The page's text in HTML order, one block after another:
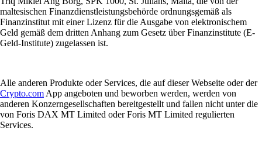
maltesischen Finanzdienstleistungsbehörde ordnungsgemäß als
Finanzinstitut mit einer Lizenz für die Ausgabe von elektronischem
Geld gemäß dem dritten Anhang zum Gesetz über Finanzinstitute (E-
Geld-Institute) zugelassen ist.
Alle anderen Produkte oder Services, die auf dieser Webseite oder der
Crypto.com App angeboten und beworben werden, werden von
anderen Konzerngesellschaften bereitgestellt und fallen nicht unter die
von Foris DAX MT Limited oder Foris MT Limited regulierten
Services.